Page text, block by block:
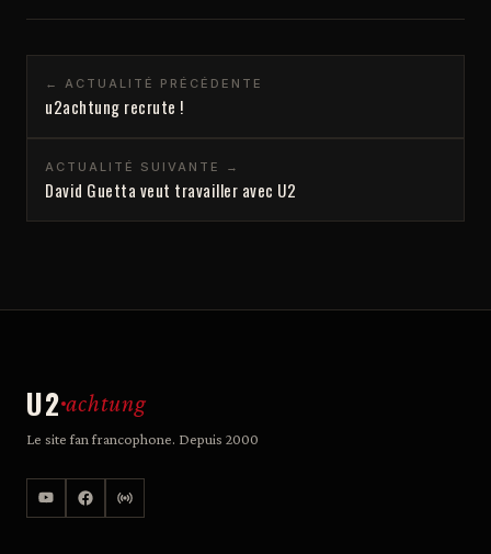
← ACTUALITÉ PRÉCÉDENTE
u2achtung recrute !
ACTUALITÉ SUIVANTE →
David Guetta veut travailler avec U2
U2 achtung
Le site fan francophone. Depuis 2000